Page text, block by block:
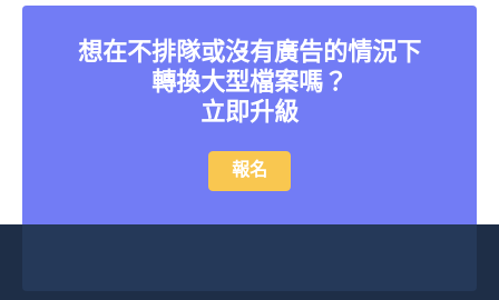
想在不排隊或沒有廣告的情況下
轉換大型檔案嗎？
立即升級
報名